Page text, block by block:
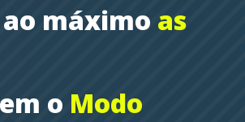
máximo as
o Modo